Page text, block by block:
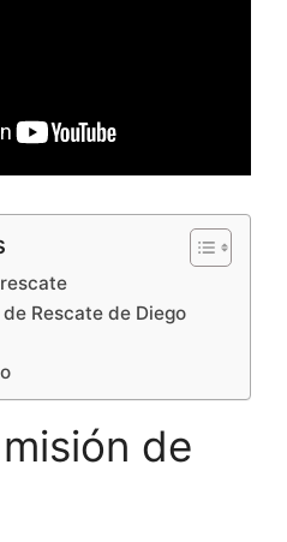
Rescate de Diego
de